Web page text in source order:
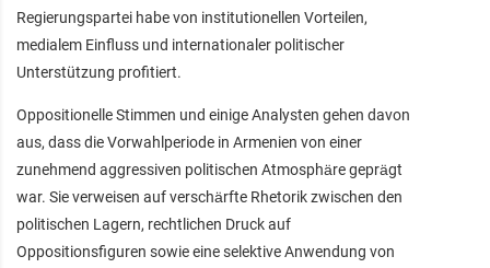
Regierungspartei habe von institutionellen Vorteilen,
medialem Einfluss und internationaler politischer
Unterstützung profitiert.
Oppositionelle Stimmen und einige Analysten gehen davon
aus, dass die Vorwahlperiode in Armenien von einer
zunehmend aggressiven politischen Atmosphäre geprägt
war. Sie verweisen auf verschärfte Rhetorik zwischen den
politischen Lagern, rechtlichen Druck auf
Oppositionsfiguren sowie eine selektive Anwendung von